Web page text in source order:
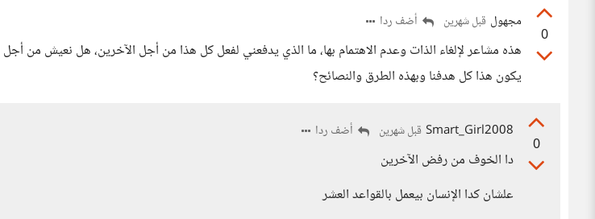
0
مجهول قبل شهرين أضف ردا
هذه مشاعر لإلغاء الذات وعدم الاهتمام بها، ما الذي يدفعني لفعل كل هذا من أجل الآخرين، هل نعيش من
يكون هذا كل هدفنا وبهذه الطرق والنصائح؟
0
Smart_Girl2008 قبل شهرين أضف ردا
دا الخوف من رفض الآخرين
علشان كدا الإنسان بيعمل بالقواعد العشر